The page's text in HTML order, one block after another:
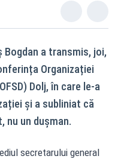
Bogdan a transmis, joi,
Organizației
Dolj, în care le-a
și a subliniat că
nu un dușman.
secretarului general